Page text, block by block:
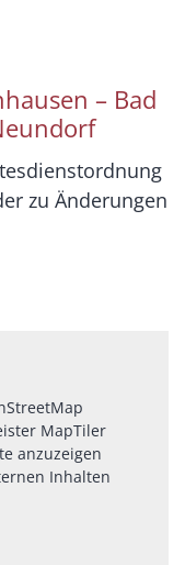
– Bad
zu Änderungen
MapTiler
anzuzeigen
Inhalten